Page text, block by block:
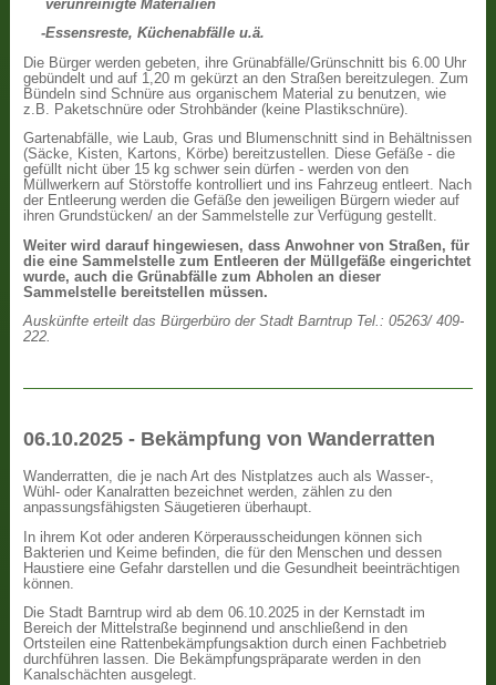
verunreinigte Materialien
-Essensreste, Küchenabfälle u.ä.
Die Bürger werden gebeten, ihre Grünabfälle/Grünschnitt bis 6.00 Uhr
gebündelt und auf 1,20 m gekürzt an den Straßen bereitzulegen. Zum
Bündeln sind Schnüre aus organischem Material zu benutzen, wie
z.B. Paketschnüre oder Strohbänder (keine Plastikschnüre).
Gartenabfälle, wie Laub, Gras und Blumenschnitt sind in Behältnissen
(Säcke, Kisten, Kartons, Körbe) bereitzustellen. Diese Gefäße - die
gefüllt nicht über 15 kg schwer sein dürfen - werden von den
Müllwerkern auf Störstoffe kontrolliert und ins Fahrzeug entleert. Nach
der Entleerung werden die Gefäße den jeweiligen Bürgern wieder auf
ihren Grundstücken/ an der Sammelstelle zur Verfügung gestellt.
Weiter wird darauf hingewiesen, dass Anwohner von Straßen, für
die eine Sammelstelle zum Entleeren der Müllgefäße eingerichtet
wurde, auch die Grünabfälle zum Abholen an dieser
Sammelstelle bereitstellen müssen.
Auskünfte erteilt das Bürgerbüro der Stadt Barntrup Tel.: 05263/ 409-
222.
06.10.2025 - Bekämpfung von Wanderratten
Wanderratten, die je nach Art des Nistplatzes auch als Wasser-,
Wühl- oder Kanalratten bezeichnet werden, zählen zu den
anpassungsfähigsten Säugetieren überhaupt.
In ihrem Kot oder anderen Körperausscheidungen können sich
Bakterien und Keime befinden, die für den Menschen und dessen
Haustiere eine Gefahr darstellen und die Gesundheit beeinträchtigen
können.
Die Stadt Barntrup wird ab dem 06.10.2025 in der Kernstadt im
Bereich der Mittelstraße beginnend und anschließend in den
Ortsteilen eine Rattenbekämpfungsaktion durch einen Fachbetrieb
durchführen lassen. Die Bekämpfungspräparate werden in den
Kanalschächten ausgelegt.